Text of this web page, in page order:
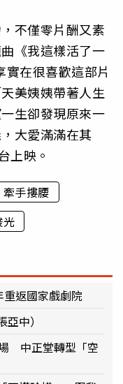
不僅零片酬又素
《我這樣活了一
在很喜歡這部片
美姨姨帶著人生
生卻發現原來一
大愛滿滿在其
上映。
牽手摟腰
光
返國家戲劇院
中）
中正堂轉型「空